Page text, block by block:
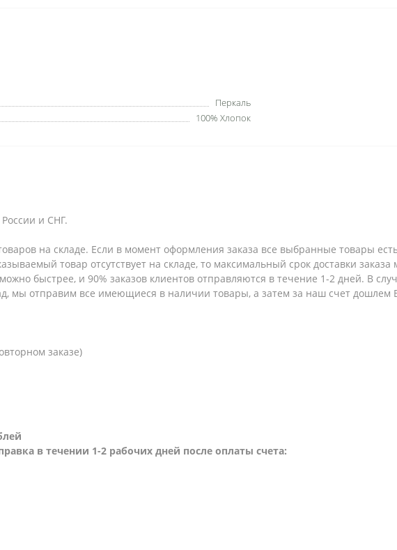
Перкаль
100% Хлопок
и СНГ.
на складе. Если в момент оформления заказа все выбранные товары
товар отсутствует на складе, то максимальный срок доставки
быстрее, и 90% заказов клиентов отправляются в течение 1-2 дней. В
мы отправим все имеющиеся в наличии товары, а затем за наш счет дошлем
заказе)
в течении 1-2 рабочих дней после оплаты счета: